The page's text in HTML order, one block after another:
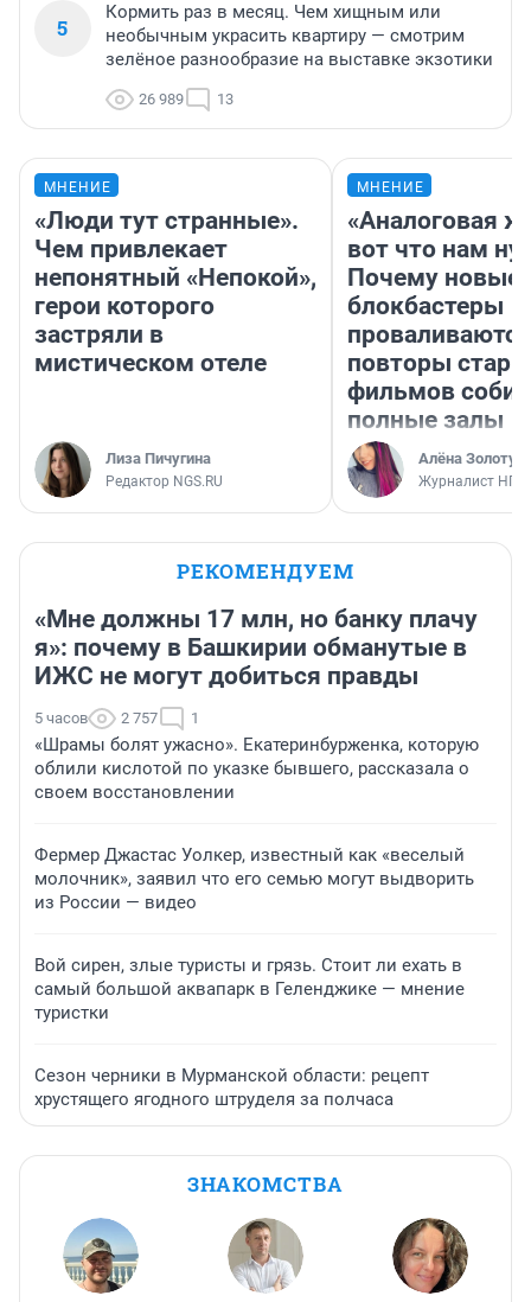
5
Кормить раз в месяц. Чем хищным или
необычным украсить квартиру — смотрим
зелёное разнообразие на выставке экзотики
26 989 13
МНЕНИЕ
«Люди тут странные».
Чем привлекает
непонятный «Непокой»,
герои которого
застряли в
мистическом отеле
Лиза Пичугина
Редактор NGS.RU
МНЕНИЕ
«Аналоговая
вот что нам
Почему новые
блокбастеры
повторы
фильмов
полные залы
Алёна
Журналист НГС
РЕКОМЕНДУЕМ
«Мне должны 17 млн, но банку плачу
я»: почему в Башкирии обманутые в
ИЖС не могут добиться правды
5 часов 2 757 1
«Шрамы болят ужасно». Екатеринбурженка, которую
облили кислотой по указке бывшего, рассказала о
своем восстановлении
Фермер Джастас Уолкер, известный как «веселый
молочник», заявил что его семью могут выдворить
из России — видео
Вой сирен, злые туристы и грязь. Стоит ли ехать в
самый большой аквапарк в Геленджике — мнение
туристки
Сезон черники в Мурманской области: рецепт
хрустящего ягодного штруделя за полчаса
ЗНАКОМСТВА